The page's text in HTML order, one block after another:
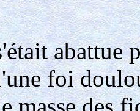
abattue
foi